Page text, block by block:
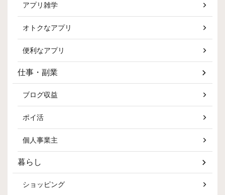
アプリ雑学
オトクなアプリ
便利なアプリ
仕事・副業
ブログ収益
ポイ活
個人事業主
暮らし
ショッピング